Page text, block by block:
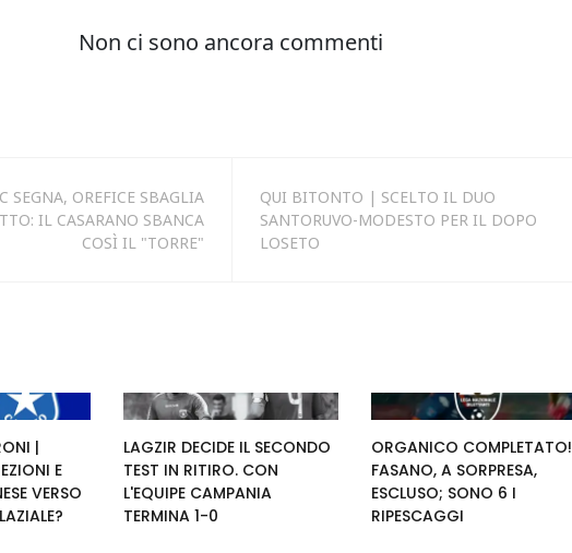
SEGNA, OREFICE SBAGLIA
IL CASARANO SBANCA
COSÌ IL "TORRE"
QUI BITONTO | SCELTO IL DUO
SANTORUVO-MODESTO PER IL DOPO
LOSETO
|
E
VERSO
LAGZIR DECIDE IL SECONDO
TEST IN RITIRO. CON
L'EQUIPE CAMPANIA
TERMINA 1-0
ORGANICO COMPLETATO!
FASANO, A SORPRESA,
ESCLUSO; SONO 6 I
RIPESCAGGI